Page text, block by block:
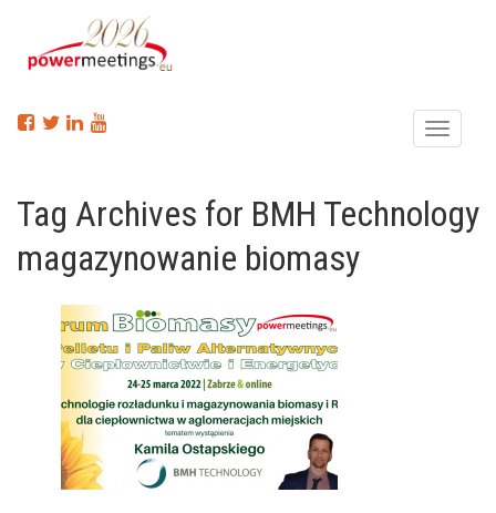
Menu
Tag Archives for BMH Technology
magazynowanie biomasy